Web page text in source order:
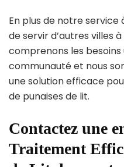
En plus de notre service
de servir d’autres villes
comprenons les besoins
communauté et nous
une solution efficace
de punaises de lit.
Contactez une
Traitement